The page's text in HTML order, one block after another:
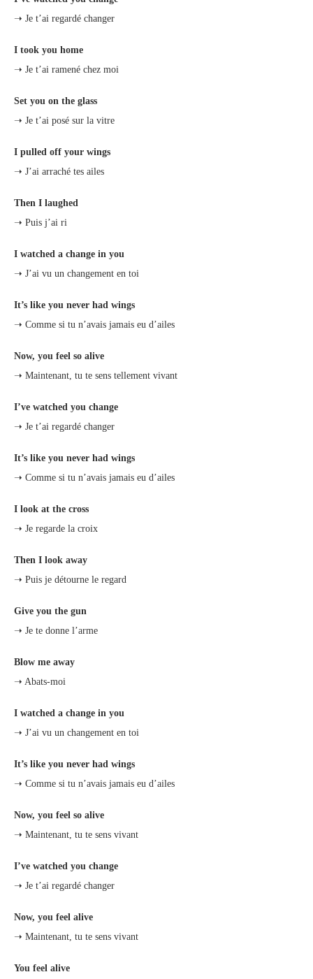
➝ Je t’ai regardé changer
I took you home
➝ Je t’ai ramené chez moi
Set you on the glass
➝ Je t’ai posé sur la vitre
I pulled off your wings
➝ J’ai arraché tes ailes
Then I laughed
➝ Puis j’ai ri
I watched a change in you
➝ J’ai vu un changement en toi
It’s like you never had wings
➝ Comme si tu n’avais jamais eu d’ailes
Now, you feel so alive
➝ Maintenant, tu te sens tellement vivant
I’ve watched you change
➝ Je t’ai regardé changer
It’s like you never had wings
➝ Comme si tu n’avais jamais eu d’ailes
I look at the cross
➝ Je regarde la croix
Then I look away
➝ Puis je détourne le regard
Give you the gun
➝ Je te donne l’arme
Blow me away
➝ Abats-moi
I watched a change in you
➝ J’ai vu un changement en toi
It’s like you never had wings
➝ Comme si tu n’avais jamais eu d’ailes
Now, you feel so alive
➝ Maintenant, tu te sens vivant
I’ve watched you change
➝ Je t’ai regardé changer
Now, you feel alive
➝ Maintenant, tu te sens vivant
You feel alive